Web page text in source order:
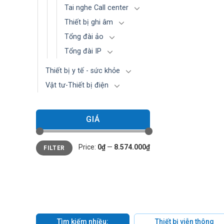
Tai nghe Call center
Thiết bị ghi âm
Tổng đài ảo
Tổng đài IP
Thiết bị y tế - sức khỏe
Vật tư-Thiết bị điện
GIÁ
Min
price
Max
priceFILTER Price: 0₫ — 8.574.000₫
Tìm kiếm nhiều: Thiết bị viễn thông